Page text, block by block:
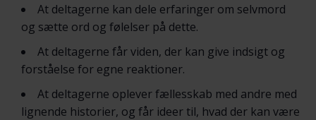
At deltagerne kan dele erfaringer om selvmord
og sætte ord og følelser på dette.
At deltagerne får viden, der kan give indsigt og
forståelse for egne reaktioner.
At deltagerne oplever fællesskab med andre med
lignende historier, og får ideer til, hvad der kan være